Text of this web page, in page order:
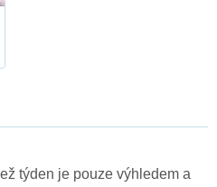
týden je pouze výhledem a